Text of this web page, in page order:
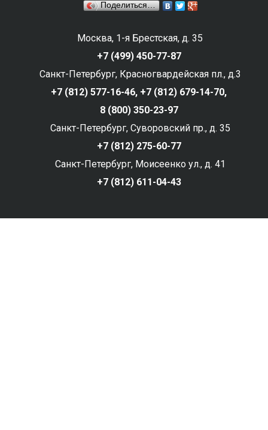
Поделиться…
Москва, 1-я Брестская, д. 35
+7 (499) 450-77-87
Санкт-Петербург, Красногвардейская пл., д.3
+7 (812) 577-16-46, +7 (812) 679-14-70,
8 (800) 350-23-97
Санкт-Петербург, Суворовский пр., д. 35
+7 (812) 275-60-77
Санкт-Петербург, Моисеенко ул., д. 41
+7 (812) 611-04-43